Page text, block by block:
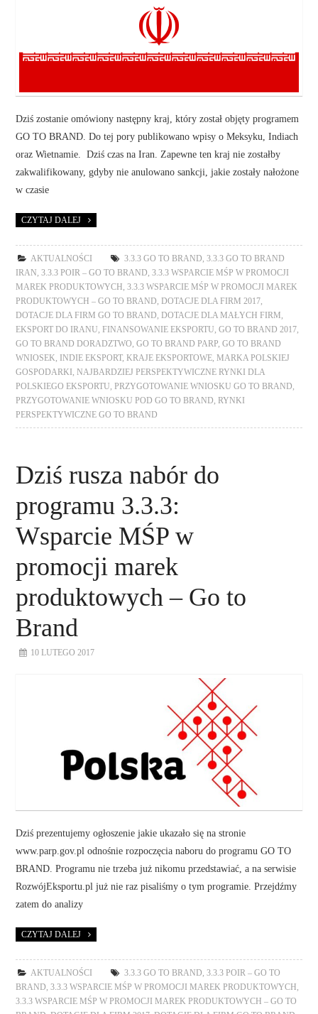
Dziś zostanie omówiony następny kraj, który został objęty programem
GO TO BRAND. Do tej pory publikowano wpisy o Meksyku, Indiach
oraz Wietnamie. Dziś czas na Iran. Zapewne ten kraj nie zostałby
zakwalifikowany, gdyby nie anulowano sankcji, jakie zostały nałożone
w czasie
CZYTAJ DALEJ
AKTUALNOŚCI 3.3.3 GO TO BRAND ,3.3.3 GO TO BRAND
IRAN ,3.3.3 POIR – GO TO BRAND ,3.3.3 WSPARCIE MŚP W PROMOCJI
MAREK PRODUKTOWYCH ,3.3.3 WSPARCIE MŚP W PROMOCJI MAREK
PRODUKTOWYCH – GO TO BRAND ,DOTACJE DLA FIRM 2017
DOTACJE DLA FIRM GO TO BRAND ,DOTACJE DLA MAŁYCH FIRM
EKSPORT DO IRANU ,FINANSOWANIE EKSPORTU ,GO TO BRAND 2017
GO TO BRAND DORADZTWO ,GO TO BRAND PARP ,GO TO BRAND
WNIOSEK
INDIE EKSPORT,KRAJE EKSPORTOWE ,MARKA POLSKIEJ
GOSPODARKI
,NAJBARDZIEJ PERSPEKTYWICZNE RYNKI DLA
POLSKIEGO EKSPORTU ,PRZYGOTOWANIE WNIOSKU GO TO BRAND
PRZYGOTOWANIE WNIOSKU POD GO TO BRAND ,RYNKI
PERSPEKTYWICZNE GO TO BRAND
Dziś rusza nabór do
programu 3.3.3:
Wsparcie MŚP w
promocji marek
produktowych – Go to
Brand
10 LUTEGO 2017
Dziś prezentujemy ogłoszenie jakie ukazało się na stronie
www.parp.gov.pl odnośnie rozpoczęcia naboru do programu GO TO
BRAND. Programu nie trzeba już nikomu przedstawiać, a na serwisie
RozwójEksportu.pl już nie raz pisaliśmy o tym programie. Przejdźmy
zatem do analizy
CZYTAJ DALEJ
AKTUALNOŚCI 3.3.3 GO TO BRAND ,3.3.3 POIR – GO TO
BRAND ,3.3.3 WSPARCIE MŚP W PROMOCJI MAREK PRODUKTOWYCH
3.3.3 WSPARCIE MŚP W PROMOCJI MAREK PRODUKTOWYCH – GO TO